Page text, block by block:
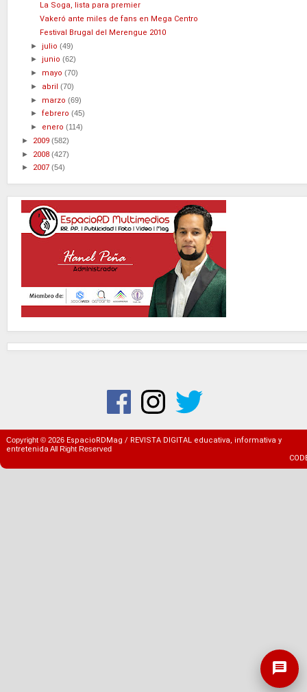
La Soga, lista para premier
Vakeró ante miles de fans en Mega Centro
Festival Brugal del Merengue 2010
►julio(49)
►junio(62)
► mayo(70)
► abril(70)
► marzo(69)
►febrero(45)
► enero(114)
► 2009 (582)
► 2008 (427)
► 2007 (54)
Copyright © 2026 EspacioRDMag / REVISTA DIGITAL educativa, informativa y
entretenidaAll Right Reserved
message